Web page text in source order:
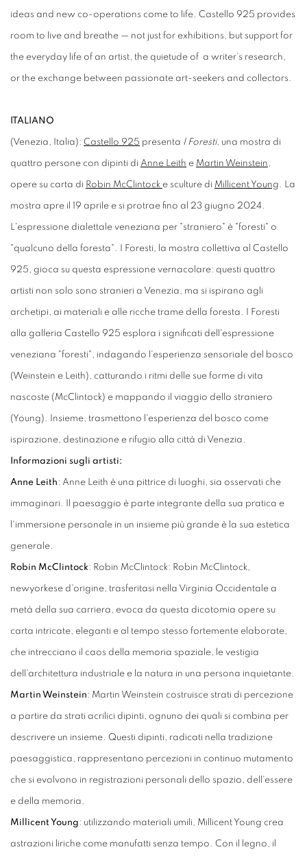
ideas and new co-operations come to life. Castello 925 provides
room to live and breathe — not just for exhibitions, but support for
the everyday life of an artist, the quietude of a writer’s research,
or the exchange between passionate art-seekers and collectors.
ITALIANO
(Venezia, Italia): Castello 925 presenta I Foresti, una mostra di
quattro persone con dipinti di Anne Leith e Martin Weinstein,
opere su carta di Robin McClintock e sculture di Millicent Young. La
mostra apre il 19 aprile e si protrae fino al 23 giugno 2024.
L'espressione dialettale veneziana per "straniero" è "foresti" o
"qualcuno della foresta". I Foresti, la mostra collettiva al Castello
925, gioca su questa espressione vernacolare: questi quattro
artisti non solo sono stranieri a Venezia, ma si ispirano agli
archetipi, ai materiali e alle ricche trame della foresta. I Foresti
alla galleria Castello 925 esplora i significati dell'espressione
veneziana "foresti", indagando l'esperienza sensoriale del bosco
(Weinstein e Leith), catturando i ritmi delle sue forme di vita
nascoste (McClintock) e mappando il viaggio dello straniero
(Young). Insieme, trasmettono l'esperienza del bosco come
ispirazione, destinazione e rifugio alla città di Venezia.
Informazioni sugli artisti:
Anne Leith: Anne Leith è una pittrice di luoghi, sia osservati che
immaginari. Il paesaggio è parte integrante della sua pratica e
l'immersione personale in un insieme più grande è la sua estetica
generale.
Robin McClintock: Robin McClintock: Robin McClintock,
newyorkese d'origine, trasferitasi nella Virginia Occidentale a
metà della sua carriera, evoca da questa dicotomia opere su
carta intricate, eleganti e al tempo stesso fortemente elaborate,
che intrecciano il caos della memoria spaziale, le vestigia
dell'architettura industriale e la natura in una persona inquietante.
Martin Weinstein: Martin Weinstein costruisce strati di percezione
a partire da strati acrilici dipinti, ognuno dei quali si combina per
descrivere un insieme. Questi dipinti, radicati nella tradizione
paesaggistica, rappresentano percezioni in continuo mutamento
che si evolvono in registrazioni personali dello spazio, dell'essere
e della memoria.
Millicent Young: utilizzando materiali umili, Millicent Young crea
astrazioni liriche come manufatti senza tempo. Con il legno, il